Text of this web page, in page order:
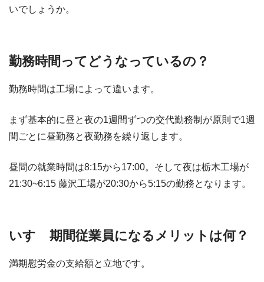
いでしょうか。
勤務時間ってどうなっているの？
勤務時間は工場によって違います。
まず基本的に昼と夜の1週間ずつの交代勤務制が原則で1週
間ごとに昼勤務と夜勤務を繰り返します。
昼間の就業時間は8:15から17:00。そして夜は栃木工場が
21:30~6:15 藤沢工場が20:30から5:15の勤務となります。
いすゞ期間従業員になるメリットは何？
満期慰労金の支給額と立地です。